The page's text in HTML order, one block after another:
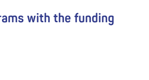
with the funding